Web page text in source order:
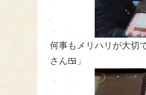
何事もメリハリが大切
さん🍱」